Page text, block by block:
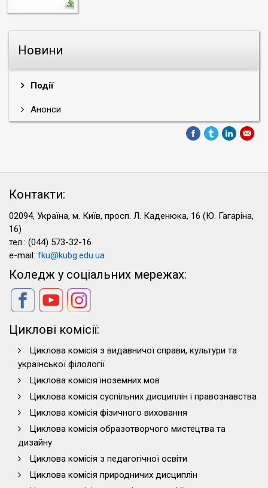
Новини
Події
Анонси
Контакти:
02094, Україна, м. Київ, просп. Л. Каденюка, 16 (Ю. Гагаріна,
16)
тел.: (044) 573-32-16
e-mail: fku@kubg.edu.ua
Коледж у соціальних мережах:
Циклові комісії:
Циклова комісія з видавничої справи, культури та
української філології
Циклова комісія іноземних мов
Циклова комісія суспільних дисциплін і правознавства
Циклова комісія фізичного виховання
Циклова комісія образотворчого мистецтва та
дизайну
Циклова комісія з педагогічної освіти
Циклова комісія природничих дисциплін